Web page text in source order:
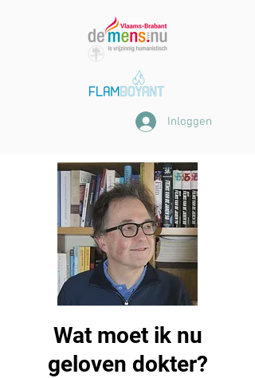
Inloggen
Wat moet ik nu
geloven dokter?